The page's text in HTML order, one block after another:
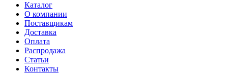
Каталог
О компании
Поставщикам
Доставка
Оплата
Распродажа
Статьи
Контакты